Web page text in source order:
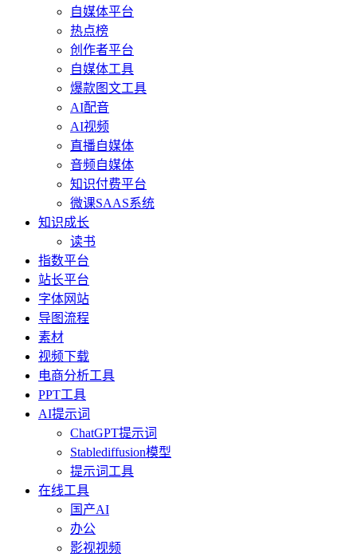
自媒体平台
热点榜
创作者平台
自媒体工具
爆款图文工具
AI配音
AI视频
直播自媒体
音频自媒体
知识付费平台
微课SAAS系统
知识成长
读书
指数平台
站长平台
字体网站
导图流程
素材
视频下载
电商分析工具
PPT工具
AI提示词
ChatGPT提示词
Stablediffusion模型
提示词工具
在线工具
国产AI
办公
影视视频